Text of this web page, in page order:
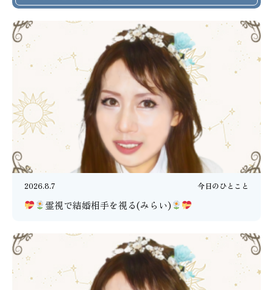
2026.8.7 今日のひとこと
霊視で結婚相手を視る(みらい)